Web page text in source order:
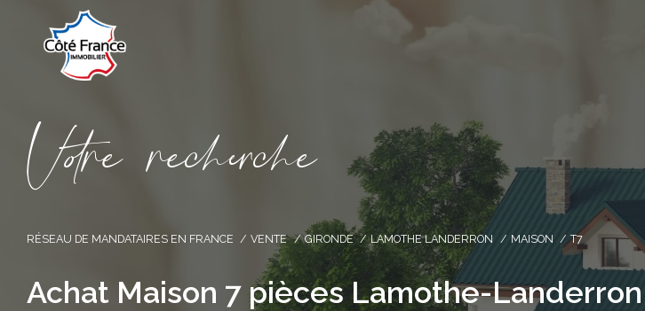
Vore recece
RÉSEAU DE MANDATAIRES EN FRANCE VENTE GIRONDE LAMOTHE LANDERRON MAISON T7
Achat Maison 7 pièces Lamothe-Landerron